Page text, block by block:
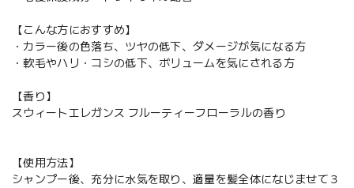
【こんな方におすすめ】
・カラー後の色落ち、ツヤの低下、ダメージが気になる方
・軟毛やハリ・コシの低下、ボリュームを気にされる方
【香り】
スウィートエレガンス フルーティーフローラルの香り
【使用方法】
シャンプー後、充分に水気を取り、適量を髪全体になじませて３